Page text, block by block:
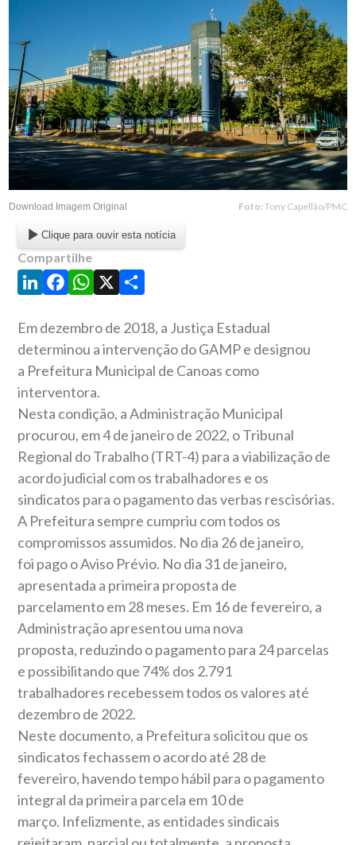
Download Imagem Original Foto: Tony Capellão/PMC
Clique para ouvir esta notícia
Compartilhe
LinkedIn
Facebook
WhatsApp
X Share
Em dezembro de 2018, a Justiça Estadual
determinou a intervenção do GAMP e designou
a Prefeitura Municipal de Canoas como
interventora.
Nesta condição, a Administração Municipal
procurou, em 4 de janeiro de 2022, o Tribunal
Regional do Trabalho (TRT-4) para a viabilização de
acordo judicial com os trabalhadores e os
sindicatos para o pagamento das verbas rescisórias.
A Prefeitura sempre cumpriu com todos os
compromissos assumidos. No dia 26 de janeiro,
foi pago o Aviso Prévio. No dia 31 de janeiro,
apresentada a primeira proposta de
parcelamento em 28 meses. Em 16 de fevereiro, a
Administração apresentou uma nova
proposta, reduzindo o pagamento para 24 parcelas
e possibilitando que 74% dos 2.791
trabalhadores recebessem todos os valores até
dezembro de 2022.
Neste documento, a Prefeitura solicitou que os
sindicatos fechassem o acordo até 28 de
fevereiro, havendo tempo hábil para o pagamento
integral da primeira parcela em 10 de
março. Infelizmente, as entidades sindicais